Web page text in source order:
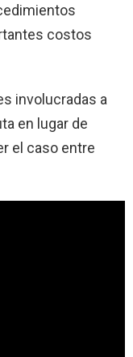
costos
involucradas a
en lugar de
el caso entre